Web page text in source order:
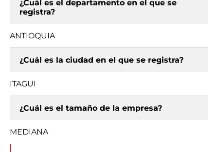
¿Cuál es el departamento en el que se
registra?
ANTIOQUIA
¿Cuál es la ciudad en el que se registra?
ITAGUI
¿Cuál es el tamaño de la empresa?
MEDIANA